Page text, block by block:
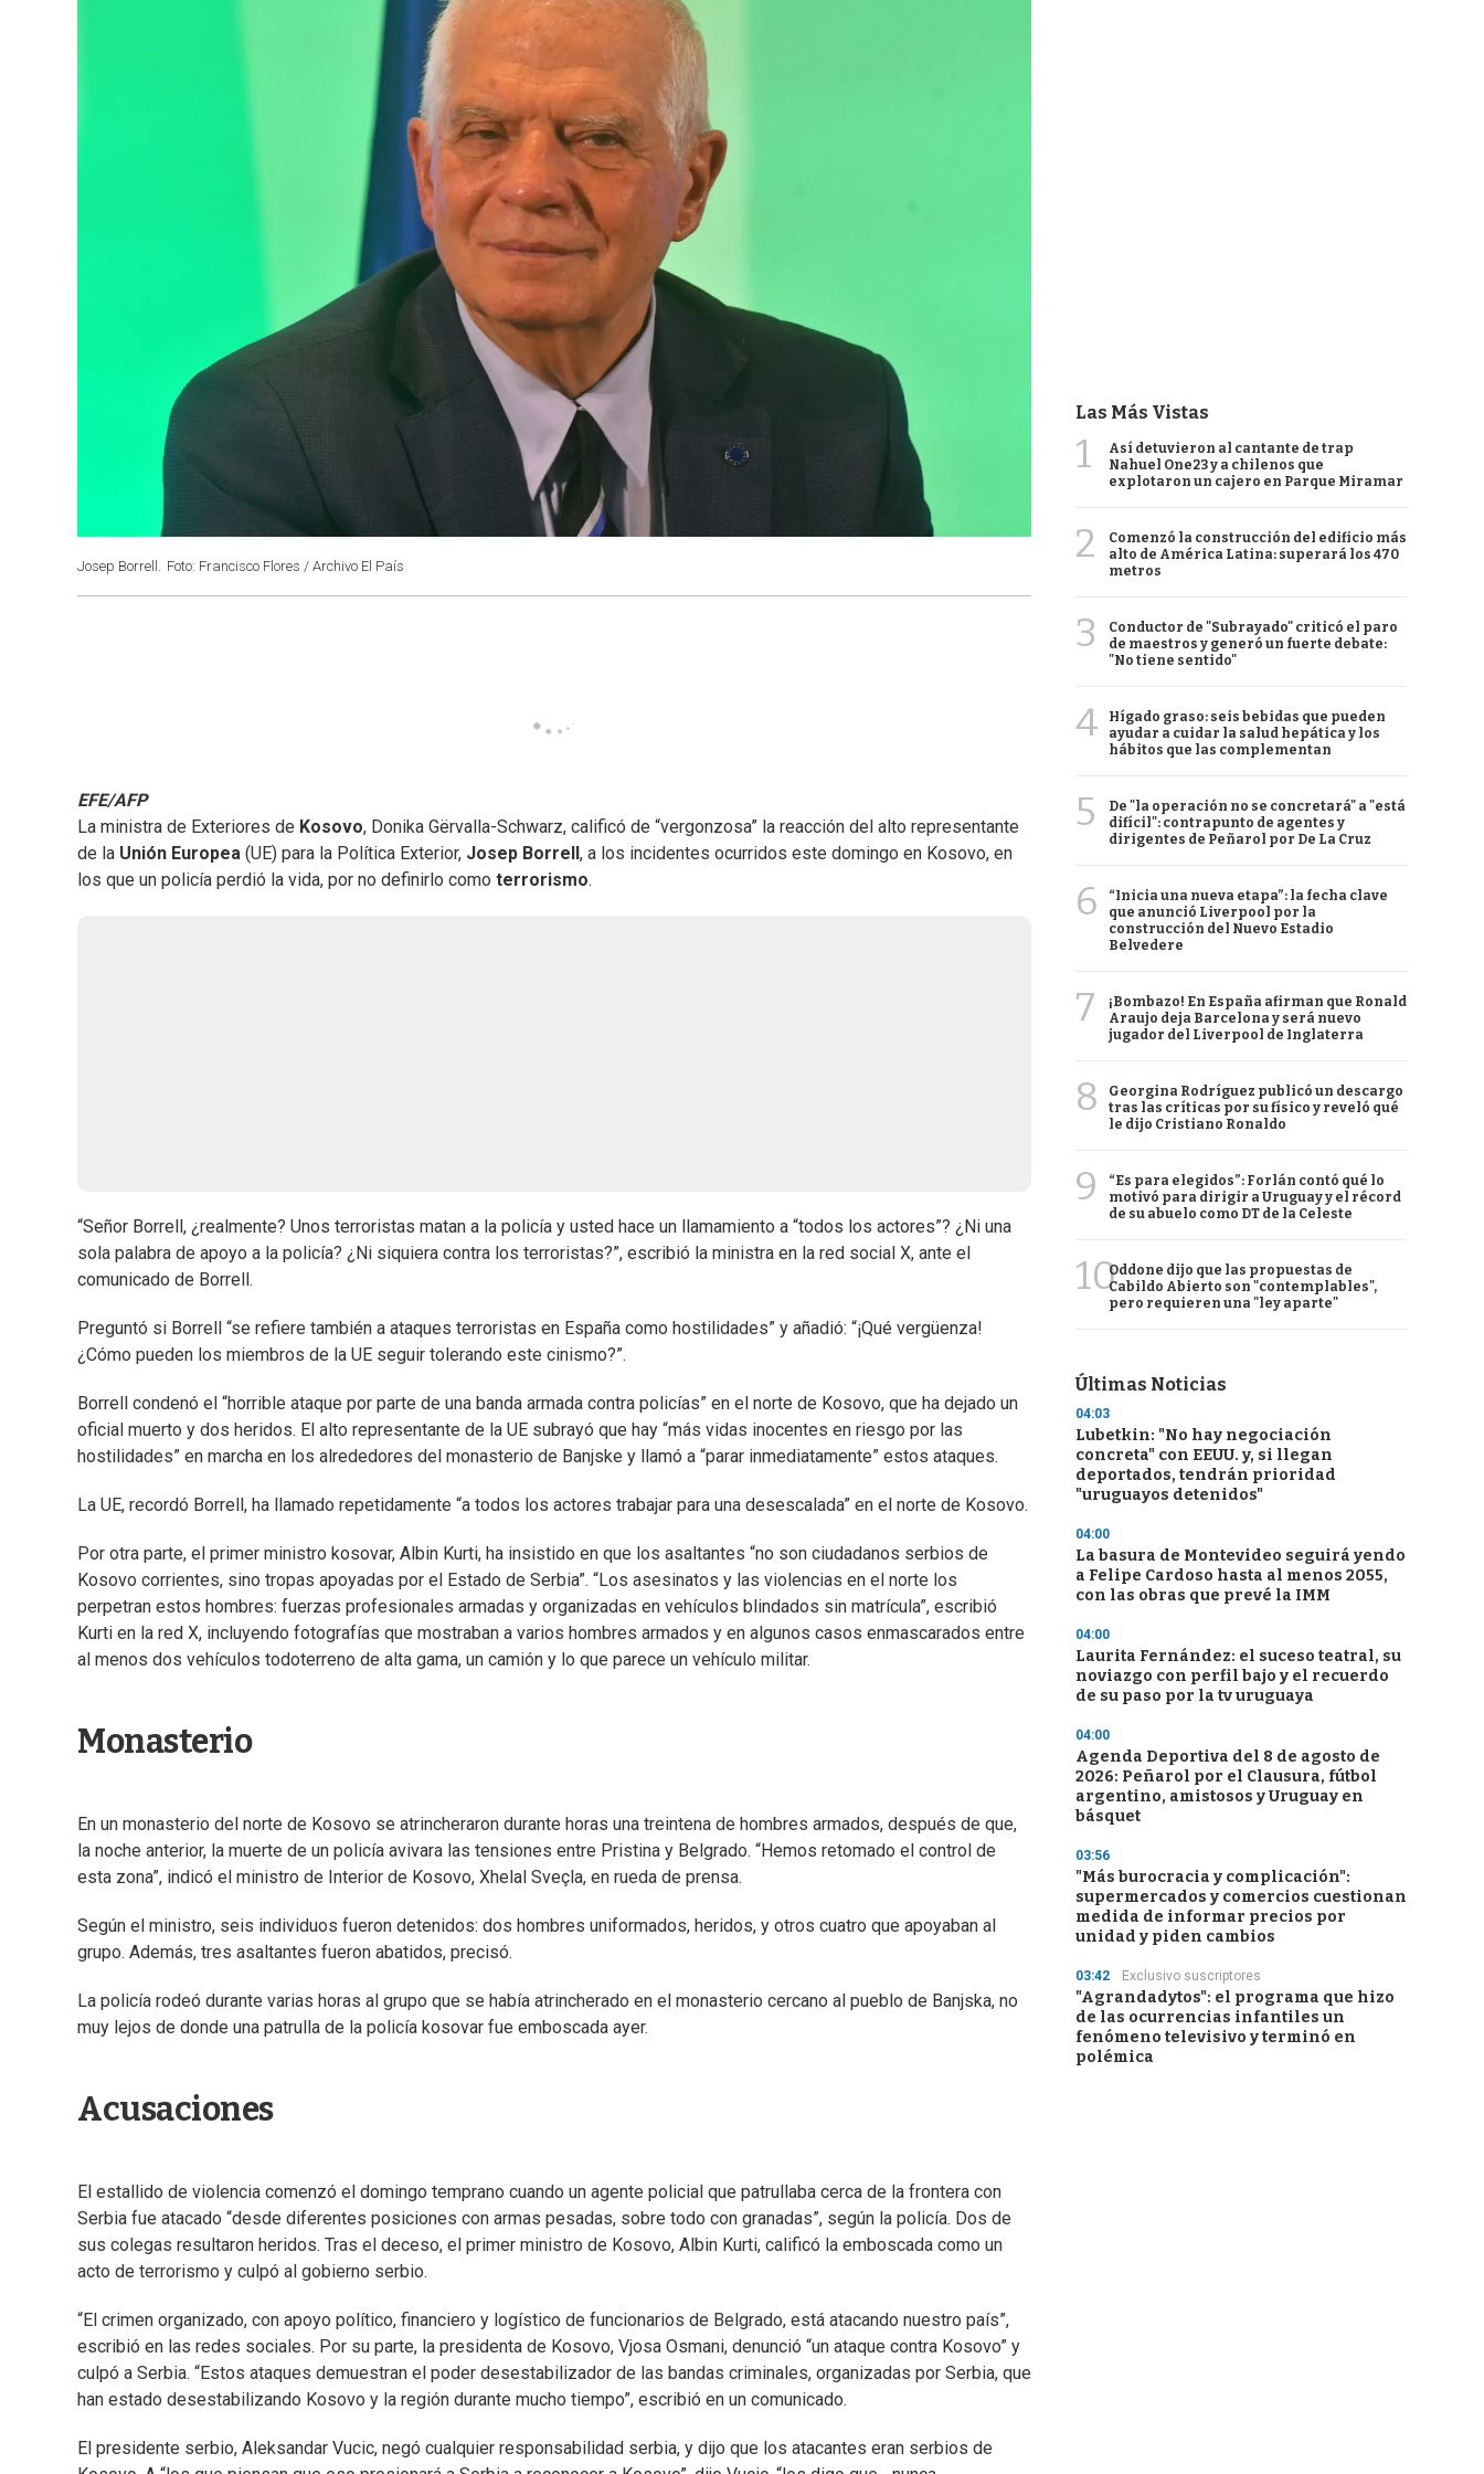
Josep Borrell. Foto: Francisco Flores / Archivo El País
EFE/AFP
La ministra de Exteriores de Kosovo, Donika Gërvalla-Schwarz, calificó de “vergonzosa” la reacción del alto representante
de la Unión Europea (UE) para la Política Exterior, Josep Borrell , a los incidentes ocurridos este domingo en Kosovo, en
los que un policía perdió la vida, por no definirlo como terrorismo.
“Señor Borrell, ¿realmente? Unos terroristas matan a la policía y usted hace un llamamiento a “todos los actores”? ¿Ni una
sola palabra de apoyo a la policía? ¿Ni siquiera contra los terroristas?”, escribió la ministra en la red social X, ante el
comunicado de Borrell.
Preguntó si Borrell “se refiere también a ataques terroristas en España como hostilidades” y añadió: “¡Qué vergüenza!
¿Cómo pueden los miembros de la UE seguir tolerando este cinismo?”.
Borrell condenó el “horrible ataque por parte de una banda armada contra policías” en el norte de Kosovo, que ha dejado un
oficial muerto y dos heridos. El alto representante de la UE subrayó que hay “más vidas inocentes en riesgo por las
hostilidades” en marcha en los alrededores del monasterio de Banjske y llamó a “parar inmediatamente” estos ataques.
La UE, recordó Borrell, ha llamado repetidamente “a todos los actores trabajar para una desescalada” en el norte de Kosovo.
Por otra parte, el primer ministro kosovar, Albin Kurti, ha insistido en que los asaltantes “no son ciudadanos serbios de
Kosovo corrientes, sino tropas apoyadas por el Estado de Serbia”. “Los asesinatos y las violencias en el norte los
perpetran estos hombres: fuerzas profesionales armadas y organizadas en vehículos blindados sin matrícula”, escribió
Kurti en la red X, incluyendo fotografías que mostraban a varios hombres armados y en algunos casos enmascarados entre
al menos dos vehículos todoterreno de alta gama, un camión y lo que parece un vehículo militar.
Monasterio
En un monasterio del norte de Kosovo se atrincheraron durante horas una treintena de hombres armados, después de que,
la noche anterior, la muerte de un policía avivara las tensiones entre Pristina y Belgrado. “Hemos retomado el control de
esta zona”, indicó el ministro de Interior de Kosovo, Xhelal Sveçla, en rueda de prensa.
Según el ministro, seis individuos fueron detenidos: dos hombres uniformados, heridos, y otros cuatro que apoyaban al
grupo. Además, tres asaltantes fueron abatidos, precisó.
La policía rodeó durante varias horas al grupo que se había atrincherado en el monasterio cercano al pueblo de Banjska, no
muy lejos de donde una patrulla de la policía kosovar fue emboscada ayer.
Acusaciones
El estallido de violencia comenzó el domingo temprano cuando un agente policial que patrullaba cerca de la frontera con
Serbia fue atacado “desde diferentes posiciones con armas pesadas, sobre todo con granadas”, según la policía. Dos de
sus colegas resultaron heridos. Tras el deceso, el primer ministro de Kosovo, Albin Kurti, calificó la emboscada como un
acto de terrorismo y culpó al gobierno serbio.
“El crimen organizado, con apoyo político, financiero y logístico de funcionarios de Belgrado, está atacando nuestro país”,
escribió en las redes sociales. Por su parte, la presidenta de Kosovo, Vjosa Osmani, denunció “un ataque contra Kosovo” y
culpó a Serbia. “Estos ataques demuestran el poder desestabilizador de las bandas criminales, organizadas por Serbia, que
han estado desestabilizando Kosovo y la región durante mucho tiempo”, escribió en un comunicado.
El presidente serbio, Aleksandar Vucic, negó cualquier responsabilidad serbia, y dijo que los atacantes eran serbios de
Las Más Vistas
1
Así detuvieron al cantante de trap
Nahuel One23 y a chilenos que
explotaron un cajero en Parque Miramar
2
Comenzó la construcción del edificio más
alto de América Latina: superará los 470
metros
3
Conductor de "Subrayado" criticó el paro
de maestros y generó un fuerte debate:
"No tiene sentido"
4
Hígado graso: seis bebidas que pueden
ayudar a cuidar la salud hepática y los
hábitos que las complementan
5
De "la operación no se concretará" a "está
difícil": contrapunto de agentes y
dirigentes de Peñarol por De La Cruz
6
“Inicia una nueva etapa”: la fecha clave
que anunció Liverpool por la
construcción del Nuevo Estadio
Belvedere
7
¡Bombazo! En España afirman que Ronald
Araujo deja Barcelona y será nuevo
jugador del Liverpool de Inglaterra
8
Georgina Rodríguez publicó un descargo
tras las críticas por su físico y reveló qué
le dijo Cristiano Ronaldo
9
“Es para elegidos”: Forlán contó qué lo
motivó para dirigir a Uruguay y el récord
de su abuelo como DT de la Celeste
10Oddone dijo que las propuestas de
Cabildo Abierto son "contemplables",
pero requieren una "ley aparte"
Últimas Noticias
04:03
Lubetkin: "No hay negociación
concreta" con EEUU. y, si llegan
deportados, tendrán prioridad
"uruguayos detenidos"
04:00
La basura de Montevideo seguirá yendo
a Felipe Cardoso hasta al menos 2055,
con las obras que prevé la IMM
04:00
Laurita Fernández: el suceso teatral, su
noviazgo con perfil bajo y el recuerdo
de su paso por la tv uruguaya
04:00
Agenda Deportiva del 8 de agosto de
2026: Peñarol por el Clausura, fútbol
argentino, amistosos y Uruguay en
básquet
03:56
"Más burocracia y complicación":
supermercados y comercios cuestionan
medida de informar precios por
unidad y piden cambios
03:42 Exclusivo suscriptores
"Agrandadytos": el programa que hizo
de las ocurrencias infantiles un
fenómeno televisivo y terminó en
polémica